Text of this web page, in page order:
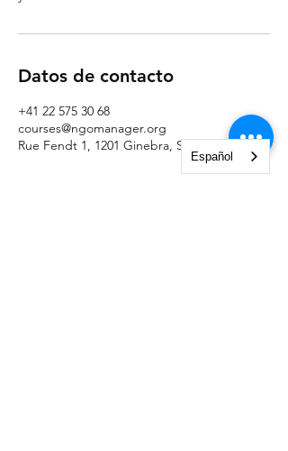
Datos de contacto
+41 22 575 30 68
courses@ngomanager.org
Rue Fendt 1, 1201 Ginebra, Suiza
Español